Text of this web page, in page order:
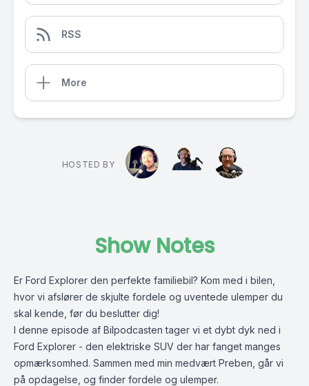
RSS
More
HOSTED BY
Show Notes
Er Ford Explorer den perfekte familiebil? Kom med i bilen,
hvor vi afslører de skjulte fordele og uventede ulemper du
skal kende, før du beslutter dig!
I denne episode af Bilpodcasten tager vi et dybt dyk ned i
Ford Explorer - den elektriske SUV der har fanget manges
opmærksomhed. Sammen med min medvært Preben, går vi
på opdagelse, og finder fordele og ulemper.